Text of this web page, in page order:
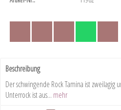
Beschreibung
Der schwingende Rock Tamina ist zweilagig
Unterrock ist aus... mehr